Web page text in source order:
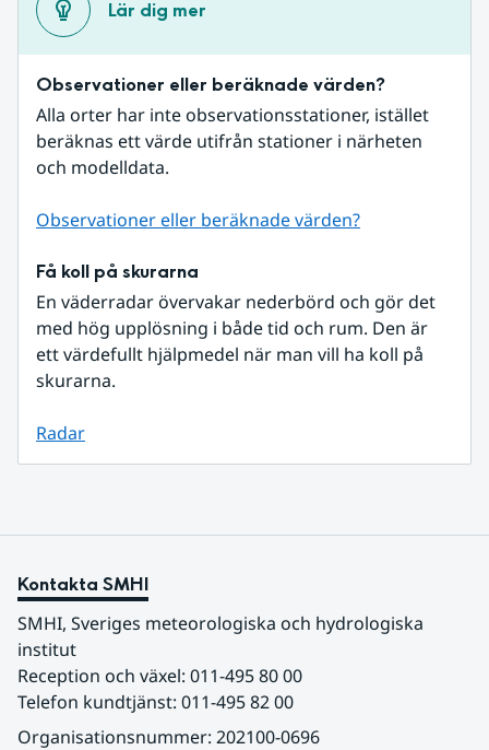
Lär dig mer
Observationer eller beräknade värden?
Alla orter har inte observationsstationer, istället
beräknas ett värde utifrån stationer i närheten
och modelldata.
Observationer eller beräknade värden?
Få koll på skurarna
En väderradar övervakar nederbörd och gör det
med hög upplösning i både tid och rum. Den är
ett värdefullt hjälpmedel när man vill ha koll på
skurarna.
Radar
Kontakta SMHI
SMHI, Sveriges meteorologiska och hydrologiska
institut
Reception och växel: 011-495 80 00
Telefon kundtjänst: 011-495 82 00
Organisationsnummer: 202100-0696